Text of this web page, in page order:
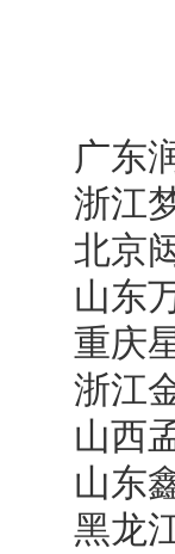
广东润
浙江梦
北京闼
山东万
重庆星
浙江金
山西孟
山东鑫
黑龙江